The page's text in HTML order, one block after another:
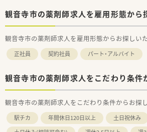
観音寺市の薬剤師求人を雇用形態から
観音寺市の薬剤師求人を雇用形態からお探しい
正社員 契約社員 パート・アルバイト
観音寺市の薬剤師求人をこだわり条件
観音寺市の薬剤師求人をこだわり条件からお探
駅チカ 年間休日120日以上
土日祝休み